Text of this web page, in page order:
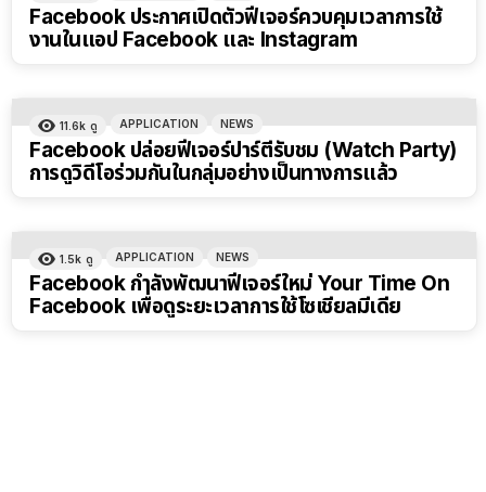
Facebook ประกาศเปิดตัวฟีเจอร์ควบคุมเวลาการใช้
งานในแอป Facebook และ Instagram
11.6k ดู APPLICATION NEWS
Facebook ปล่อยฟีเจอร์ปาร์ตี้รับชม (Watch Party)
การดูวิดีโอร่วมกันในกลุ่มอย่างเป็นทางการแล้ว
1.5k ดู APPLICATION NEWS
Facebook กำลังพัฒนาฟีเจอร์ใหม่ Your Time On
Facebook เพื่อดูระยะเวลาการใช้โซเชียลมีเดีย